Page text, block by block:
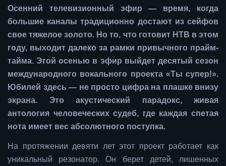
Осенний телевизионный эфир — время, когда
большие каналы традиционно достают из сейфов
свое тяжелое золото. Но то, что готовит НТВ в этом
году, выходит далеко за рамки привычного прайм-
тайма. Этой осенью в эфир выйдет десятый сезон
международного вокального проекта «Ты супер!».
Юбилей здесь — не просто цифра на плашке внизу
экрана. Это акустический парадокс, живая
антология человеческих судеб, где каждая спетая
нота имеет вес абсолютного поступка.
На протяжении девяти лет этот проект работает как
уникальный резонатор. Он берет детей, лишенных